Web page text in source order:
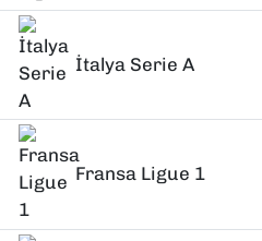
İtalya Serie A
Fransa Ligue 1